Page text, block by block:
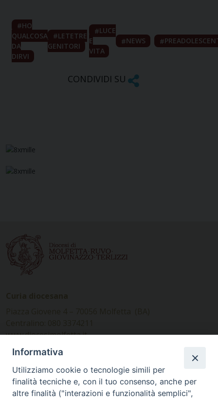
HO
QUALCOSA
DA
DIRVI
LETETRE
GENITORI
LUCE
E
VITA
NEWS
CONDIVIDI SU
www.diocesimolfetta.it –
diocesimolfetta@pec.chiesacattolica.it
Ufficio Comunicazioni sociali
Piazza Giovene 4 – 70056 Molfetta (BA)
Informativa
Utilizziamo cookie o tecnologie simili per
finalità tecniche e, con il tuo consenso, anche per
altre finalità ("interazioni e funzionalità semplici",